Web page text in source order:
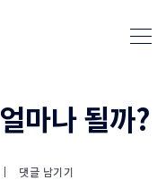
마나 될까?
댓글 남기기